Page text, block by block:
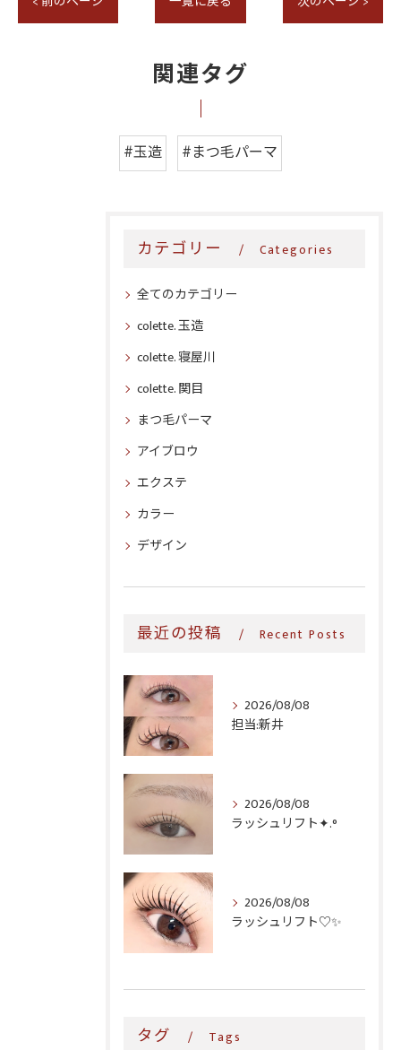
関連タグ
#玉造 #まつ毛パーマ
カテゴリー Categories
全てのカテゴリー
colette. 玉造
colette. 寝屋川
colette. 関目
まつ毛パーマ
アイブロウ
エクステ
カラー
デザイン
最近の投稿 Recent Posts
2026/08/08
担当:新井
2026/08/08
ラッシュリフト✦.°
2026/08/08
ラッシュリフト♡✨
タグ Tags